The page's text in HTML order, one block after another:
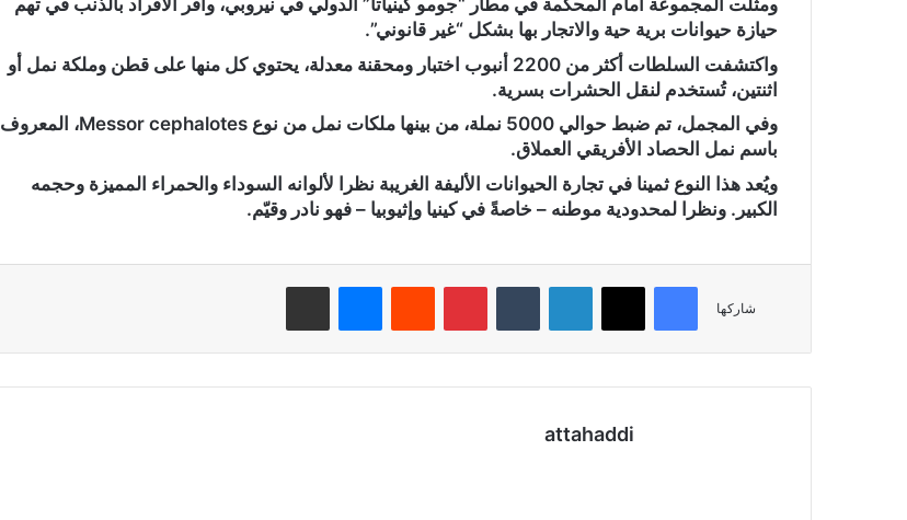
ومثلت المجموعة أمام المحكمة في مطار “جومو كينياتا” الدولي في نيروبي، وأقر الأفراد بالذنب في تهم
حيازة حيوانات برية حية والاتجار بها بشكل “غير قانوني”.
واكتشفت السلطات أكثر من 2200 أنبوب اختبار ومحقنة معدلة، يحتوي كل منها على قطن وملكة نمل أو
اثنتين، تُستخدم لنقل الحشرات بسرية.
وفي المجمل، تم ضبط حوالي 5000 نملة، من بينها ملكات نمل من نوع Messor cephalotes، المعروف
باسم نمل الحصاد الأفريقي العملاق.
ويُعد هذا النوع ثمينا في تجارة الحيوانات الأليفة الغريبة نظرا لألوانه السوداء والحمراء المميزة وحجمه
الكبير. ونظرا لمحدودية موطنه – خاصةً في كينيا وإثيوبيا – فهو نادر وقيّم.
شاركها
فيسبوك لينكدإن بينتيريست
attahaddi